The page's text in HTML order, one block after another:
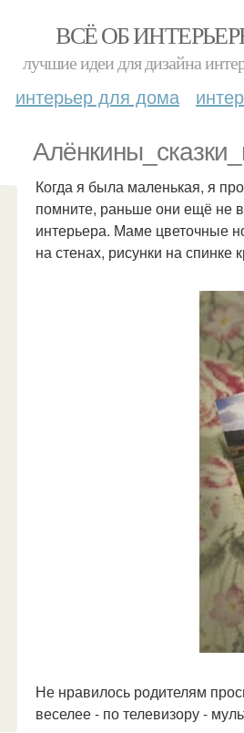
ВСЁ ОБ
лучшие идеи для дизайна
интерьер для дома
Когда я была маленькая, я
помните, раньше они ещё не
интерьера. Маме цветочные
на стенах, рисунки на спинке
Не нравилось родителям
веселее - по телевизору -